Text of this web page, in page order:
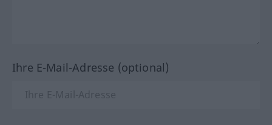
Ihre E-Mail-Adresse (optional)